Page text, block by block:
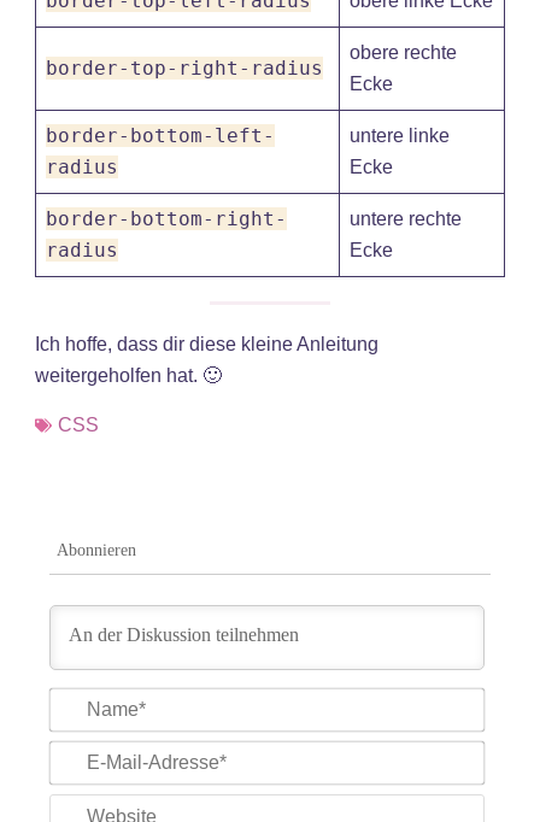
border-top-right-radius
obere rechte
Ecke
border-bottom-left-
radius
untere linke
Ecke
border-bottom-right-
radius
untere rechte
Ecke
Ich hoffe, dass dir diese kleine Anleitung
weitergeholfen hat. 🙂
CSS
Abonnieren
Name*
E-